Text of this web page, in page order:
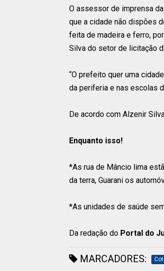
O assessor de imprensa
que a cidade não dispões
feita de madeira e ferro,
Silva do setor de licitação
“O prefeito quer uma
da periferia e nas escolas
De acordo com Alzenir
Enquanto isso!
*As rua de Mâncio lima
da terra, Guarani os
*As unidades de saúde
Da redação do Portal do
MARCADORES: